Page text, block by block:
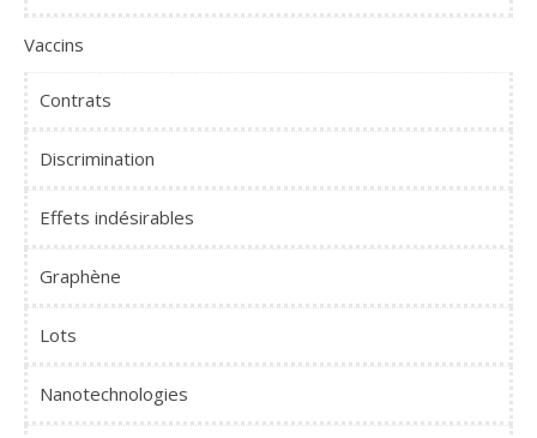
Vaccins
Contrats
Discrimination
Effets indésirables
Graphène
Lots
Nanotechnologies